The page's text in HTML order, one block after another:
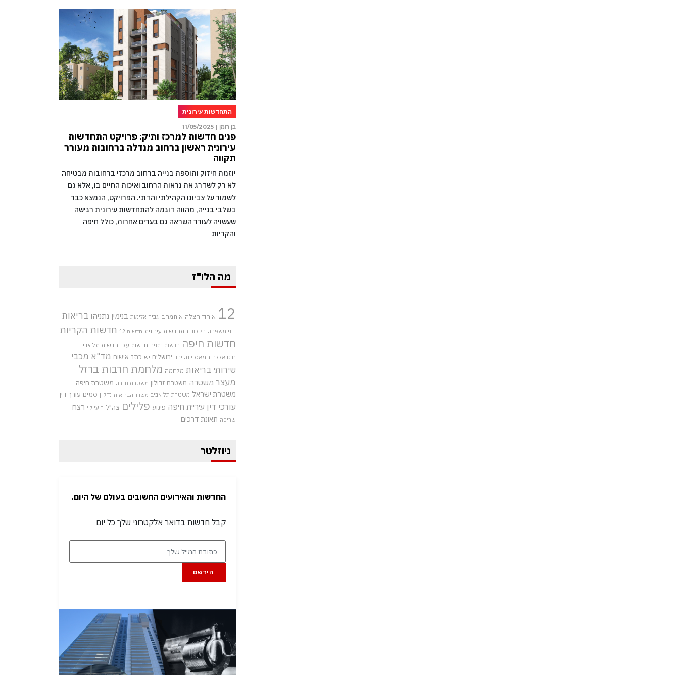
התחדשות עירונית
בן רומן | 11/05/2025
פנים חדשות למרכז ותיק: פרויקט התחדשות
עירונית ראשון ברחוב מנדלה ברחובות מעורר
תקווה
יוזמת חיזוק ותוספת בנייה ברחוב מרכזי ברחובות מבטיחה
לא רק לשדרג את נראות הרחוב ואיכות החיים בו, אלא גם
לשמור על צביונו הקהילתי והדתי. הפרויקט, הנמצא כבר
בשלבי בנייה, מהווה דוגמה להתחדשות עירונית רגישה
שעשויה לעורר השראה גם בערים אחרות, כולל חיפה
והקריות
מה הלו"ז
12 איחוד הצלה איתמר בן גביר אלימות בנימין נתניהו בריאות
דיני משפחה הליכוד התחדשות עירונית חדשות 12 חדשות הקריות
חדשות חיפה חדשות נתניה חדשות עכו חדשות תל אביב
חיזבאללה חמאס יונה יהב ירושלים יש כתב אישום מד"א מכבי
שירותי בריאות מלחמה מלחמת חרבות ברזל
מעצר משטרה משטרת זבולון משטרת חדרה משטרת חיפה
משטרת ישראל משטרת תל אביב משרד הבריאות נדל"ן סמים עורך דין
עורכי דין עיריית חיפה פיגוע פלילים צה"ל רועי לוי רצח
שריפה תאונת דרכים
ניוזלטר
החדשות והאירועים החשובים בעולם של היום.
קבל חדשות בדואר אלקטרוני שלך כל יום
הירשם